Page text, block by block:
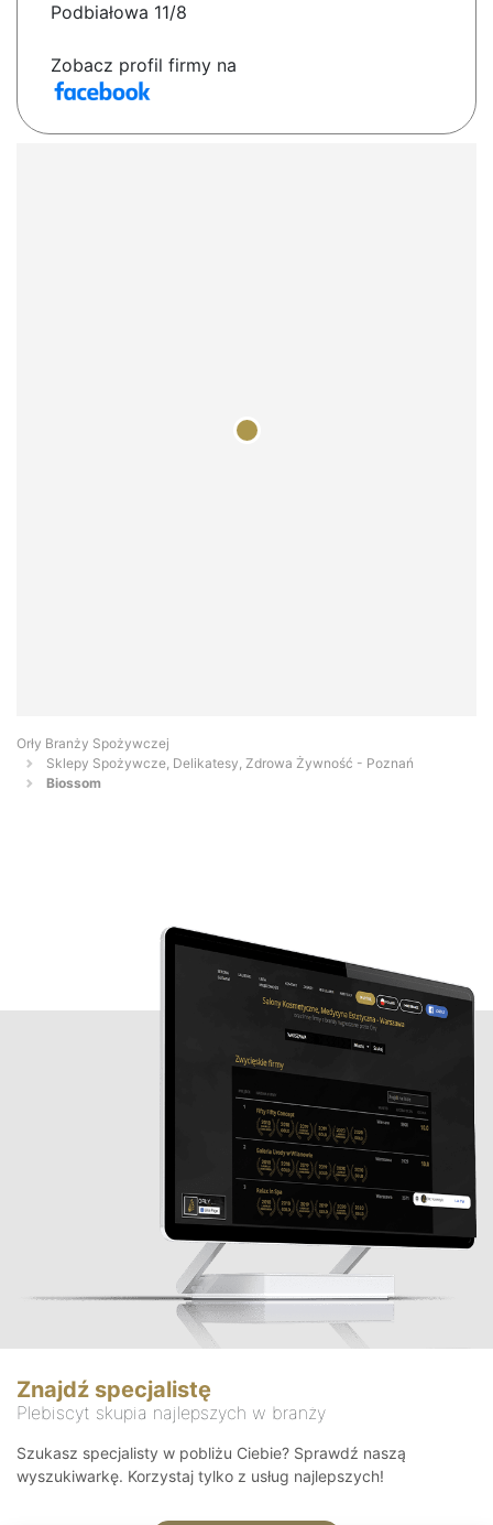
Podbiałowa 11/8
Zobacz profil firmy na
Orły Branży Spożywczej
Sklepy Spożywcze, Delikatesy, Zdrowa Żywność - Poznań
Biossom
Znajdź specjalistę
Plebiscyt skupia najlepszych w branży
Szukasz specjalisty w pobliżu Ciebie? Sprawdź naszą
wyszukiwarkę. Korzystaj tylko z usług najlepszych!